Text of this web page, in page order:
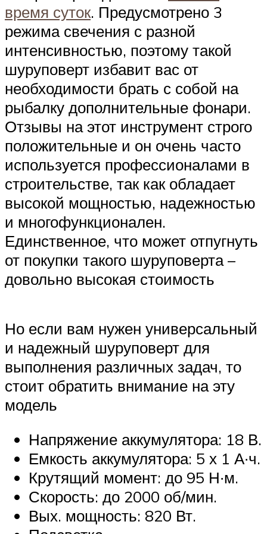
время суток. Предусмотрено 3
режима свечения с разной
интенсивностью, поэтому такой
шуруповерт избавит вас от
необходимости брать с собой на
рыбалку дополнительные фонари.
Отзывы на этот инструмент строго
положительные и он очень часто
используется профессионалами в
строительстве, так как обладает
высокой мощностью, надежностью
и многофункционален.
Единственное, что может отпугнуть
от покупки такого шуруповерта –
довольно высокая стоимость
Но если вам нужен универсальный
и надежный шуруповерт для
выполнения различных задач, то
стоит обратить внимание на эту
модель
Напряжение аккумулятора: 18 В.
Емкость аккумулятора: 5 х 1 А∙ч.
Крутящий момент: до 95 Н∙м.
Скорость: до 2000 об/мин.
Вых. мощность: 820 Вт.